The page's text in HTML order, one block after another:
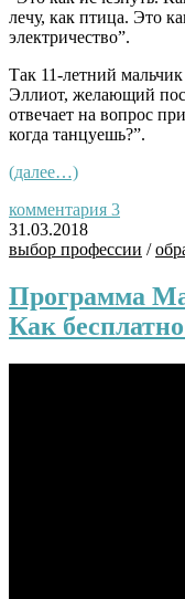
лечу, как птица. Это
электричество”.
Так 11-летний
Эллиот, желающий
отвечает на вопрос
когда танцуешь?”.
(далее…)
комментария 3
31.03.2018
выбор профессии /
Программа
Как